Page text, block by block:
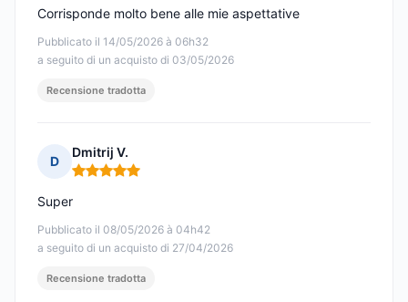
Pubblicato il 14/05/2026 à 06h32
a seguito di un acquisto di 03/05/2026
Corrisponde molto bene alle mie aspettative
Recensione tradotta
D
Dmitrij V.
Nota: 5 su 5
Pubblicato il 08/05/2026 à 04h42
a seguito di un acquisto di 27/04/2026
Super
Recensione tradotta